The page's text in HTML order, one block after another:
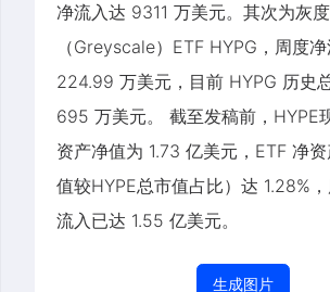
净流入达 9311 万美元。其次为灰度
（Greyscale）ETF HYPG，周度
224.99 万美元，目前 HYPG 历史
695 万美元。 截至发稿前，HYPE
资产净值为 1.73 亿美元，ETF 净
值较HYPE总市值占比）达 1.28%
流入已达 1.55 亿美元。
生成图片